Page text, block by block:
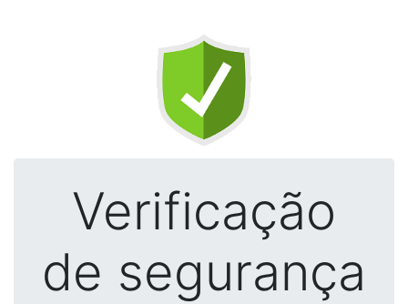
Verificação
de segurança